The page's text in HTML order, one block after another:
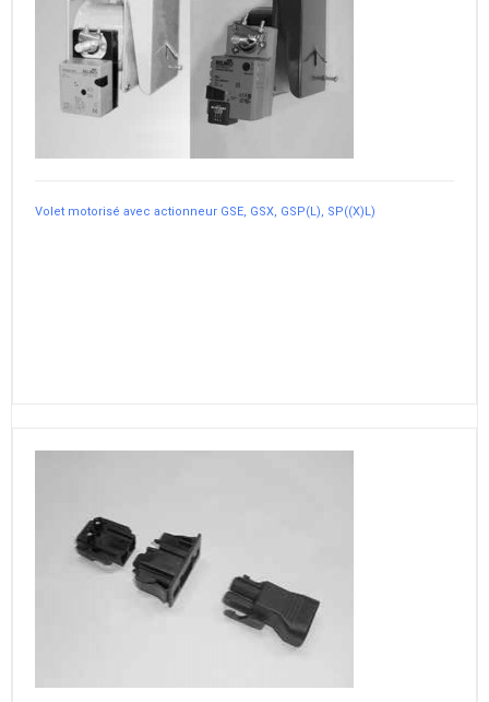
Volet motorisé avec actionneur GSE, GSX, GSP(L), SP((X)L)